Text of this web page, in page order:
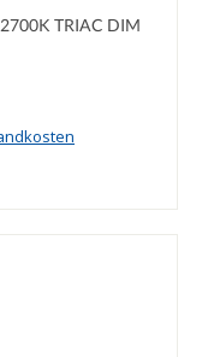
TRIAC DIM